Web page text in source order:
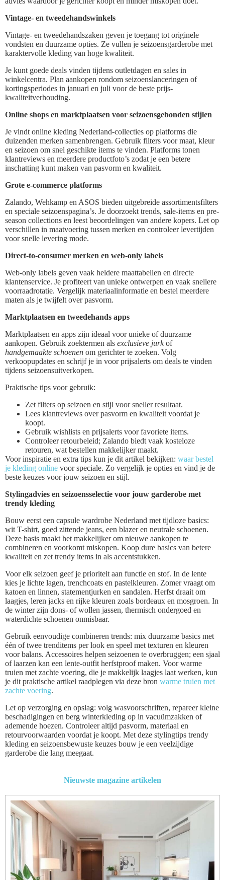
Vintage- en tweedehandswinkels
Vintage- en tweedehandszaken geven je toegang tot originele
vondsten en duurzame opties. Ze vullen je seizoensgarderobe met
karaktervolle kleding van hoge kwaliteit.
Je kunt goede deals vinden tijdens outletdagen en sales in
winkelcentra. Plan aankopen rondom seizoenslanceringen of
kortingsperiodes in januari en juli voor de beste prijs-
kwaliteitverhouding.
Online shops en marktplaatsen voor seizoensgebonden stijlen
Je vindt online kleding Nederland-collecties op platforms die
duizenden merken samenbrengen. Gebruik filters voor maat, kleur
en seizoen om snel geschikte items te vinden. Platforms tonen
klantreviews en meerdere productfoto’s zodat je een betere
inschatting kunt maken van pasvorm en kwaliteit.
Grote e-commerce platforms
Zalando, Wehkamp en ASOS bieden uitgebreide assortimentsfilters
en speciale seizoenspagina’s. Je doorzoekt trends, sale-items en pre-
season collections en leest beoordelingen van andere kopers. Let op
verschillen in maatvoering tussen merken en controleer levertijden
voor snelle levering mode.
Direct-to-consumer merken en web-only labels
Web-only labels geven vaak heldere maattabellen en directe
klantenservice. Je profiteert van unieke ontwerpen en vaak snellere
voorraadrotatie. Vergelijk materiaalinformatie en bestel meerdere
maten als je twijfelt over pasvorm.
Marktplaatsen en tweedehands apps
Marktplaatsen en apps zijn ideaal voor unieke of duurzame
aankopen. Gebruik zoektermen als exclusieve jurkof
handgemaakte schoenen om gerichter te zoeken. Volg
verkoopupdates en schrijf je in voor prijsalerts om deals te vinden
tijdens seizoensuitverkopen.
Praktische tips voor gebruik:
Zet filters op seizoen en stijl voor sneller resultaat.
Lees klantreviews over pasvorm en kwaliteit voordat je
koopt.
Gebruik wishlists en prijsalerts voor favoriete items.
Controleer retourbeleid; Zalando biedt vaak kosteloze
retouren, wat bestellen makkelijker maakt.
Voor inspiratie en extra tips kun je dit artikel bekijken: waar bestel
je kleding online voor speciale. Zo vergelijk je opties en vind je de
beste keuzes voor jouw seizoen en stijl.
Stylingadvies en seizoensselectie voor jouw garderobe met
trendy kleding
Bouw eerst een capsule wardrobe Nederland met tijdloze basics:
wit T-shirt, goed zittende jeans, een blazer en neutrale schoenen.
Deze basis maakt het makkelijker om nieuwe aankopen te
combineren en voorkomt miskopen. Koop dure basics van betere
kwaliteit en zet trendy items in als accentstukken.
Voor elk seizoen geef je prioriteit aan functie en stof. In de lente
kies je lichte lagen, trenchcoats en pastelkleuren. Zomer vraagt om
katoen en linnen, statementjurken en sandalen. Herfst draait om
laagjes, leren jacks en rijke kleuren zoals bordeaux en mosgroen. In
de winter zijn dons- of wollen jassen, thermisch ondergoed en
waterdichte schoenen onmisbaar.
Gebruik eenvoudige combineren trends: mix duurzame basics met
één of twee trenditems per look en speel met texturen en kleuren
voor balans. Accessoires helpen seizoenen te overbruggen; een sjaal
of laarzen kan een lente-outfit herfstproof maken. Voor warme
truien met zachte voering, die je makkelijk laagjes laat werken, kun
je dit praktische artikel raadplegen via deze bron warme truien met
zachte voering.
Let op verzorging en opslag: volg wasvoorschriften, repareer kleine
beschadigingen en berg winterkleding op in vacuümzakken of
ademende hoezen. Controleer altijd pasvorm, materiaal en
retourvoorwaarden voordat je koopt. Met deze stylingtips trendy
kleding en seizoensbewuste keuzes bouw je een veelzijdige
garderobe die lang meegaat.
Nieuwste magazine artikelen